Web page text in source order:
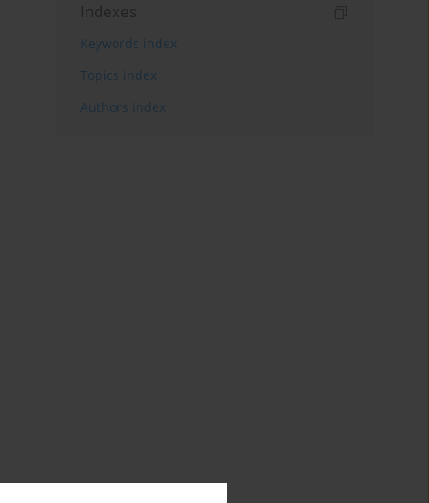
Indexes
Keywords index
Topics index
Authors index